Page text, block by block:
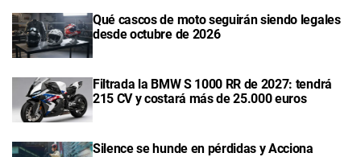
Qué cascos de moto seguirán siendo legales
desde octubre de 2026
Filtrada la BMW S 1000 RR de 2027: tendrá
215 CV y costará más de 25.000 euros
Silence se hunde en pérdidas y Acciona